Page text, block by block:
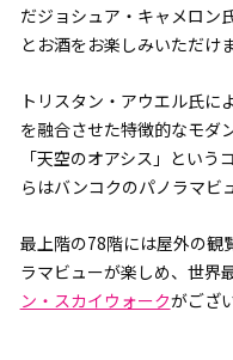
だジョシュア・キャメロン
とお酒をお楽しみいただけま
トリスタン・アウエル氏に
を融合させた特徴的なモダ
「天空のオアシス」とい
らはバンコクのパノラマビ
最上階の78階には屋外の観
ラマビューが楽しめ、世界
ン・スカイウォークがござ